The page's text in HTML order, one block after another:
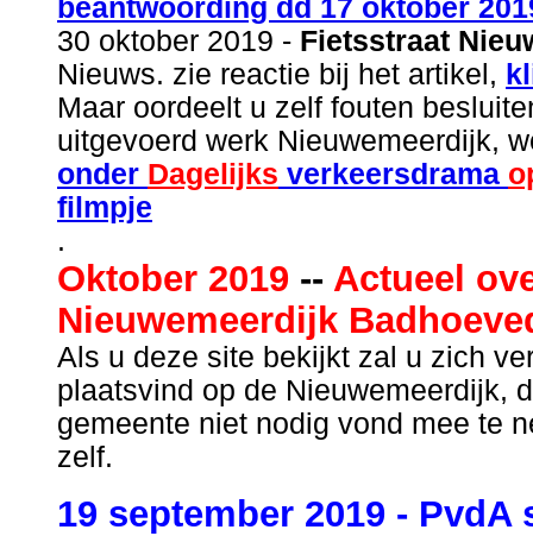
beantwoording dd 17 oktober
30 oktober 2019 - Fietsstraat
Nieuws. zie reactie bij het artikel,
Maar oordeelt u zelf fouten
uitgevoerd werk Nieuwemeerdijk,
onder Dagelijks verkeersdrama
filmpje
.
Oktober 2019 -- Actueel
Nieuwemeerdijk
Als u deze site bekijkt zal u zich
plaatsvind op de Nieuwemeerdijk,
gemeente niet nodig vond mee te
zelf.
19 september 2019 -